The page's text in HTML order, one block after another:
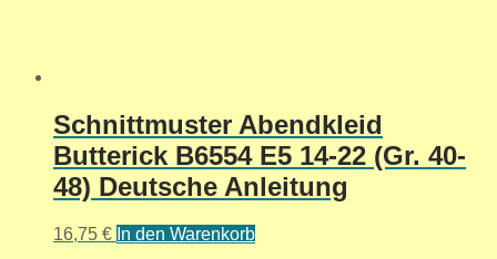
Schnittmuster Abendkleid
Butterick B6554 E5 14-22 (Gr. 40-
48) Deutsche Anleitung
16,75 € In den Warenkorb